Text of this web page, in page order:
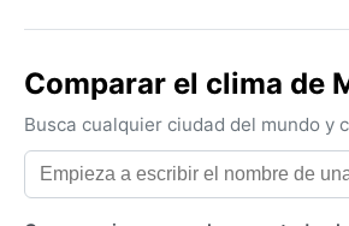
para las tardes invernales.
La mejor época para visitar Matola
más seco y las temperaturas son
tropicales que ocasionalmente
fuertes y lluvias intensas. También
Comparar el clima de
Busca cualquier ciudad del mundo y